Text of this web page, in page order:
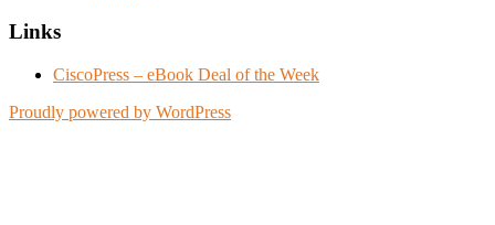
Links
CiscoPress – eBook Deal of the Week
Proudly powered by WordPress